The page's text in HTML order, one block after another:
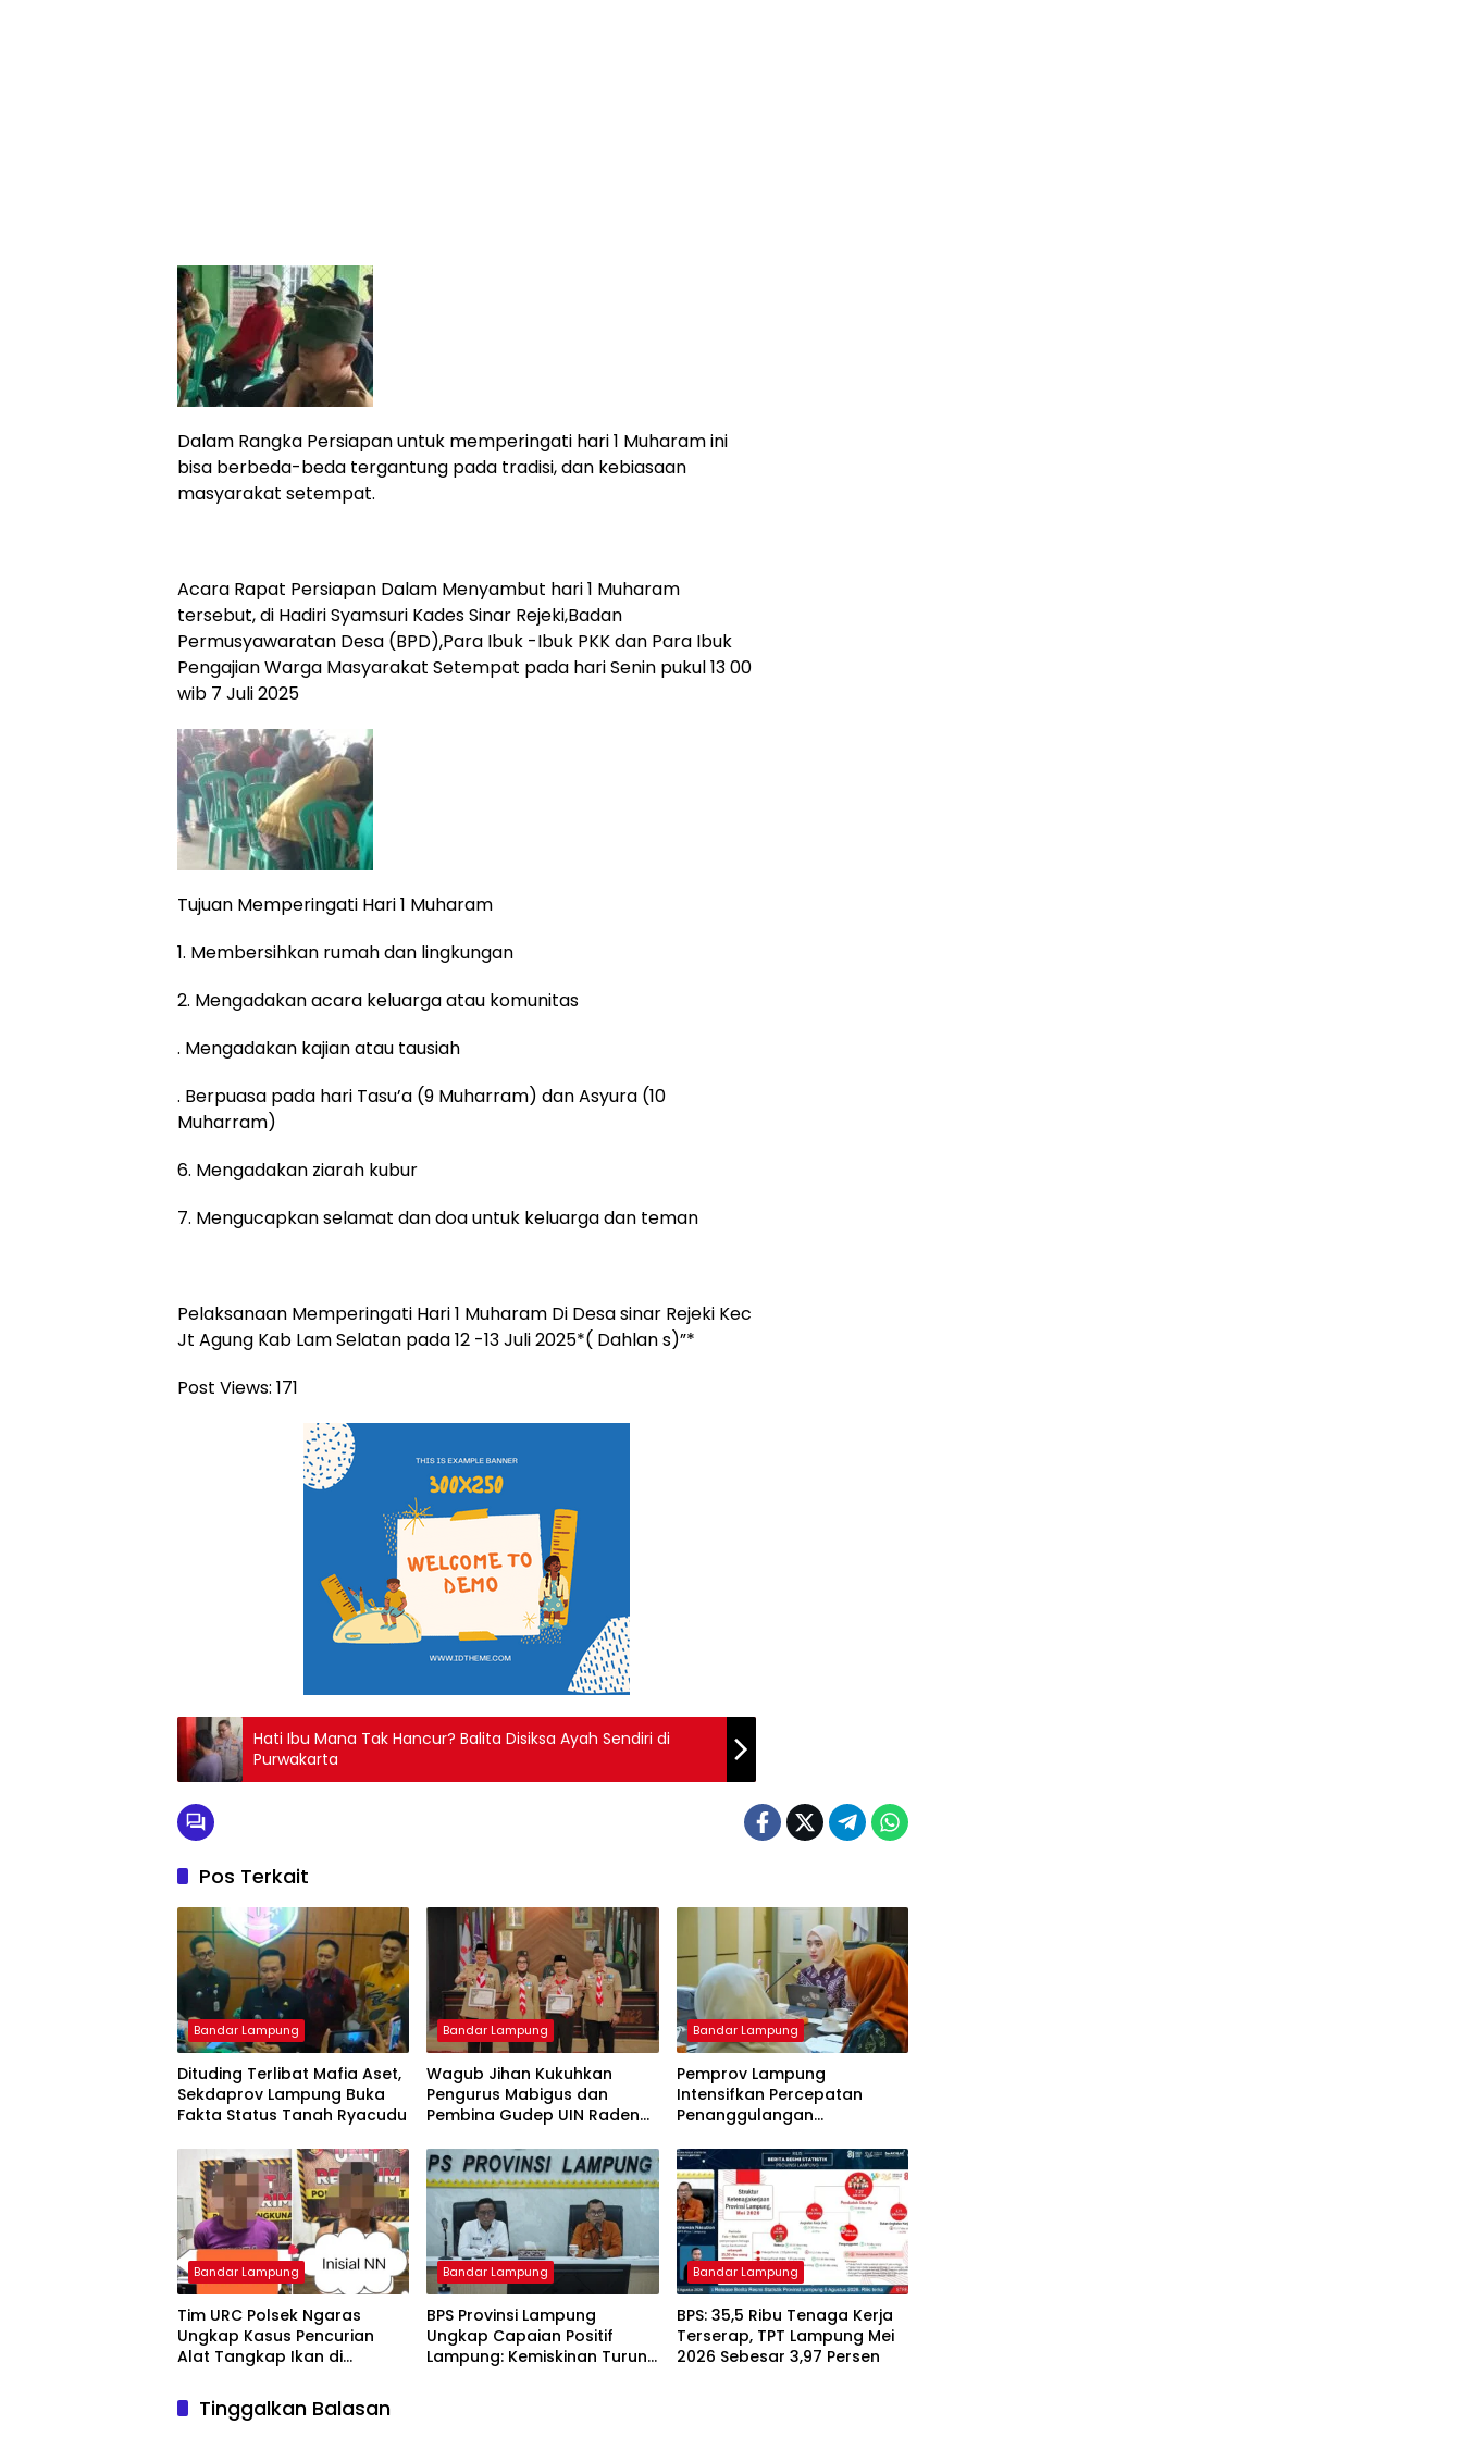
Dalam Rangka Persiapan untuk memperingati hari 1 Muharam ini
bisa berbeda-beda tergantung pada tradisi, dan kebiasaan
masyarakat setempat.
Acara Rapat Persiapan Dalam Menyambut hari 1 Muharam
tersebut, di Hadiri Syamsuri Kades Sinar Rejeki,Badan
Permusyawaratan Desa (BPD),Para Ibuk -Ibuk PKK dan Para Ibuk
Pengajian Warga Masyarakat Setempat pada hari Senin pukul 13 00
wib 7 Juli 2025
Tujuan Memperingati Hari 1 Muharam
1. Membersihkan rumah dan lingkungan
2. Mengadakan acara keluarga atau komunitas
. Mengadakan kajian atau tausiah
. Berpuasa pada hari Tasu’a (9 Muharram) dan Asyura (10
Muharram)
6. Mengadakan ziarah kubur
7. Mengucapkan selamat dan doa untuk keluarga dan teman
Pelaksanaan Memperingati Hari 1 Muharam Di Desa sinar Rejeki Kec
Jt Agung Kab Lam Selatan pada 12 -13 Juli 2025*( Dahlan s)”*
Post Views: 171
Hati Ibu Mana Tak Hancur? Balita Disiksa Ayah Sendiri di
Purwakarta
Pos Terkait
Bandar Lampung
Dituding Terlibat Mafia Aset,
Sekdaprov Lampung Buka
Fakta Status Tanah Ryacudu
Bandar Lampung
Wagub Jihan Kukuhkan
Pengurus Mabigus dan
Pembina Gudep UIN Raden
Perkuat Karakter Generasi
Muda
Bandar Lampung
Pemprov Lampung
Intensifkan Percepatan
Penanggulangan
Bandar Lampung
Tim URC Polsek Ngaras
Ungkap Kasus Pencurian
Alat Tangkap Ikan di
Terduga Pelaku Diamankan.
Bandar Lampung
BPS Provinsi Lampung
Ungkap Capaian Positif
Lampung: Kemiskinan Turun,
Bandar Lampung
BPS: 35,5 Ribu Tenaga Kerja
Terserap, TPT Lampung Mei
2026 Sebesar 3,97 Persen
Tinggalkan Balasan